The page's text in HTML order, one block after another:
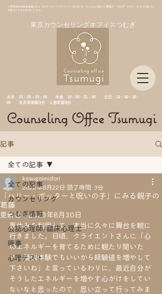
＊東京都中央区日本橋にある「カウンセリングオフィスつむぎ」は、あなたとの新しい関係を”つむぎ”ながら、あなたの新たな
未来づくりをお手伝いします。
東京カウンセリングオフィスつむぎ
​火木 10：00－19：00 水金 18：00－21：00 土日 10：00－18：
00 水天宮前駅3分 人形町駅8分
Counseling Offce Tsumugi
記事
全ての記事
カウンセリング
つむぎ情報
公認心理師/臨床心理士
時事
心理テスト
全ての記事
「ハリー・ポッターと呪いの子」にみる親子の
葛藤
kasugaimidori
2022年8月22日 読了時間: 3分
更新日： 2023年8月30日
夏休みを利用して、本当に久々に舞台を観に
行きました。日頃、クライエントさんに「心
のエネルギーを育てるために観たり聞いた
り、疑似体験でもいいから経験値を増やして
下さいね」と言っているわりに、最近自分が
そうしたエネルギーを増やす心がけをしてい
ないなと思ったので、思い立って行ってみま